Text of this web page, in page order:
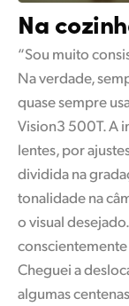
Na
“Sou muito
Na verdade,
quase sempre
Vision3 500T. A
lentes, por
dividida na
tonalidade na
o visual
Cheguei a
algumas